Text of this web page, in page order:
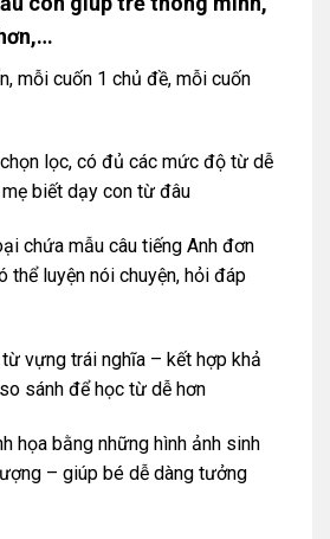
mỗi cuốn 1 chủ đề, mỗi cuốn
lọc, có đủ các mức độ từ dễ
biết dạy con từ đâu
chứa mẫu câu tiếng Anh đơn
thể luyện nói chuyện, hỏi đáp
vựng trái nghĩa – kết hợp khả
sánh để học từ dễ hơn
họa bằng những hình ảnh sinh
– giúp bé dễ dàng tưởng